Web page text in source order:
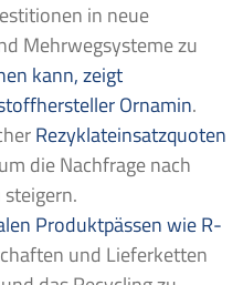
in neue
Mehrwegsysteme zu
kann, zeigt
Ornamin.
Rezyklateinsatzquoten
die Nachfrage nach
Produktpässen wie R-
und Lieferketten